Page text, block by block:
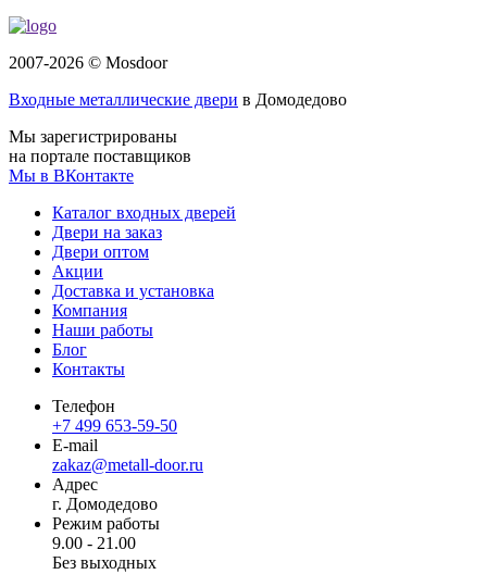
2007-2026 © Mosdoor
Входные металлические двери в Домодедово
Мы зарегистрированы
на портале поставщиков
Мы в ВКонтакте
Каталог входных дверей
Двери на заказ
Двери оптом
Акции
Доставка и установка
Компания
Наши работы
Блог
Контакты
Телефон
+7 499 653-59-50
E-mail
zakaz@metall-door.ru
Адрес
г. Домодедово
Режим работы
9.00 - 21.00
Без выходных